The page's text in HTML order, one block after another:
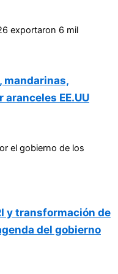
exportaron 6 mil
mandarinas,
EE.UU
el gobierno de los
y transformación de
del gobierno